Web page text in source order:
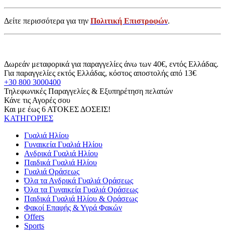
Δείτε περισσότερα για την Πολιτική Επιστροφών.
Δωρεάν μεταφορικά για παραγγελίες άνω των 40€, εντός Ελλάδας.
Για παραγγελίες εκτός Ελλάδας, κόστος αποστολής από 13€
+30 800 3000400
Τηλεφωνικές Παραγγελίες & Εξυπηρέτηση πελατών
Κάνε τις Αγορές σου
Και με έως 6 ΑΤΟΚΕΣ ΔΟΣΕΙΣ!
ΚΑΤΗΓΟΡΙΕΣ
Γυαλιά Ηλίου
Γυναικεία Γυαλιά Ηλίου
Ανδρικά Γυαλιά Ηλίου
Παιδικά Γυαλιά Ηλίου
Γυαλιά Οράσεως
Όλα τα Ανδρικά Γυαλιά Οράσεως
Όλα τα Γυναικεία Γυαλιά Οράσεως
Παιδικά Γυαλιά Ηλίου & Οράσεως
Φακοί Επαφής & Υγρά Φακών
Offers
Sports